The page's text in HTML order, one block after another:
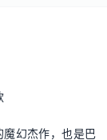
魔幻杰作，也是巴